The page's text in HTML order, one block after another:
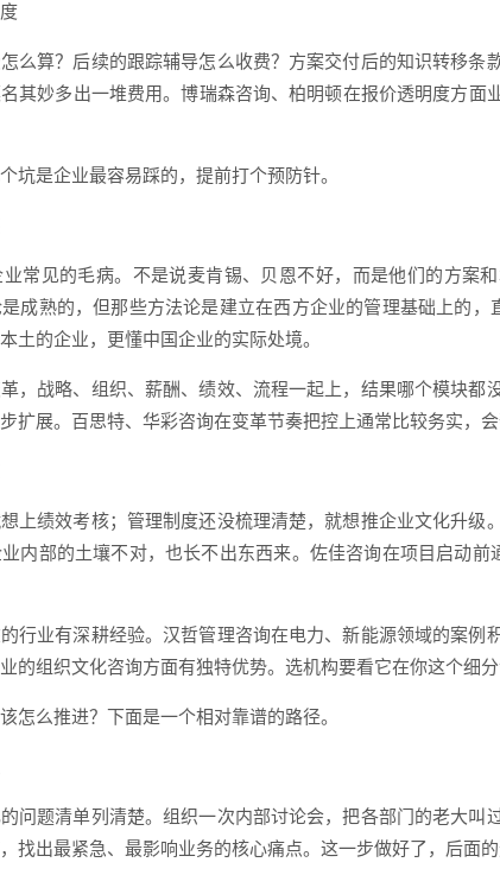
么算？后续的跟踪辅导怎么收费？方案交付后的知识转移条
其妙多出一堆费用。博瑞森咨询、柏明顿在报价透明度方面
坑是企业最容易踩的，提前打个预防针。
常见的毛病。不是说麦肯锡、贝恩不好，而是他们的方案
成熟的，但那些方法论是建立在西方企业的管理基础上的
土的企业，更懂中国企业的实际处境。
，战略、组织、薪酬、绩效、流程一起上，结果哪个模块都
扩展。百思特、华彩咨询在变革节奏把控上通常比较务实，会
上绩效考核；管理制度还没梳理清楚，就想推企业文化升级
内部的土壤不对，也长不出东西来。佐佳咨询在项目启动
行业有深耕经验。汉哲管理咨询在电力、新能源领域的案例
的组织文化咨询方面有独特优势。选机构要看它在你这个细
怎么推进？下面是一个相对靠谱的路径。
问题清单列清楚。组织一次内部讨论会，把各部门的老大叫
找出最紧急、最影响业务的核心痛点。这一步做好了，后面的